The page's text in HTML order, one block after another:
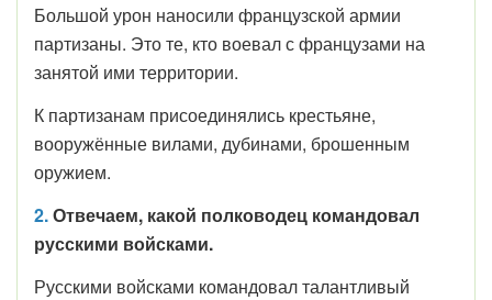
Большой урон наносили французской армии
партизаны. Это те, кто воевал с французами на
занятой ими территории.
К партизанам присоединялись крестьяне,
вооружённые вилами, дубинами, брошенным
оружием.
2.Отвечаем, какой полководец командовал
русскими войсками.
Русскими войсками командовал талантливый